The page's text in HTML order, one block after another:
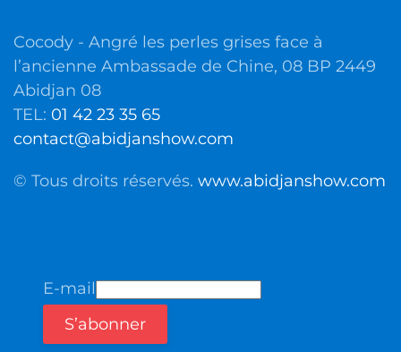
Cocody - Angré les perles grises face à
l’ancienne Ambassade de Chine, 08 BP 2449
Abidjan 08
TEL: 01 42 23 35 65
contact@abidjanshow.com
© Tous droits réservés. www.abidjanshow.com
E-mail
S’abonner